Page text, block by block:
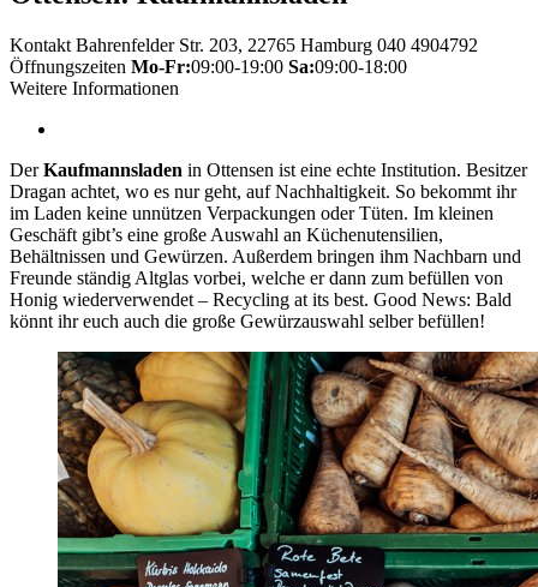
Kontakt Bahrenfelder Str. 203, 22765 Hamburg 040 4904792
Öffnungszeiten Mo-Fr:09:00-19:00 Sa:09:00-18:00
Weitere Informationen
DerKaufmannsladen in Ottensen ist eine echte Institution. Besitzer
Dragan achtet, wo es nur geht, auf Nachhaltigkeit. So bekommt ihr
im Laden keine unnützen Verpackungen oder Tüten. Im kleinen
Geschäft gibt’s eine große Auswahl an Küchenutensilien,
Behältnissen und Gewürzen. Außerdem bringen ihm Nachbarn und
Freunde ständig Altglas vorbei, welche er dann zum befüllen von
Honig wiederverwendet – Recycling at its best. Good News: Bald
könnt ihr euch auch die große Gewürzauswahl selber befüllen!